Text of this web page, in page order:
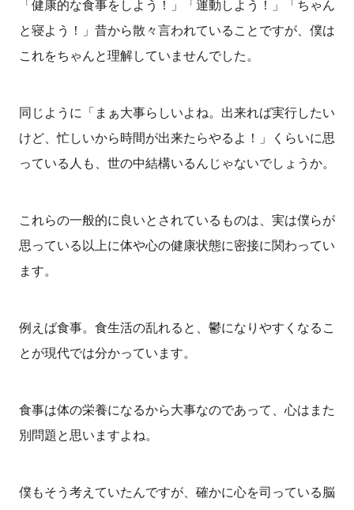
「健康的な食事をしよう！」「運動しよう！」「ちゃん
と寝よう！」昔から散々言われていることですが、僕は
これをちゃんと理解していませんでした。
同じように「まぁ大事らしいよね。出来れば実行したい
けど、忙しいから時間が出来たらやるよ！」くらいに思
っている人も、世の中結構いるんじゃないでしょうか。
これらの一般的に良いとされているものは、実は僕らが
思っている以上に体や心の健康状態に密接に関わってい
ます。
例えば食事。食生活の乱れると、鬱になりやすくなるこ
とが現代では分かっています。
食事は体の栄養になるから大事なのであって、心はまた
別問題と思いますよね。
僕もそう考えていたんですが、確かに心を司っている脳